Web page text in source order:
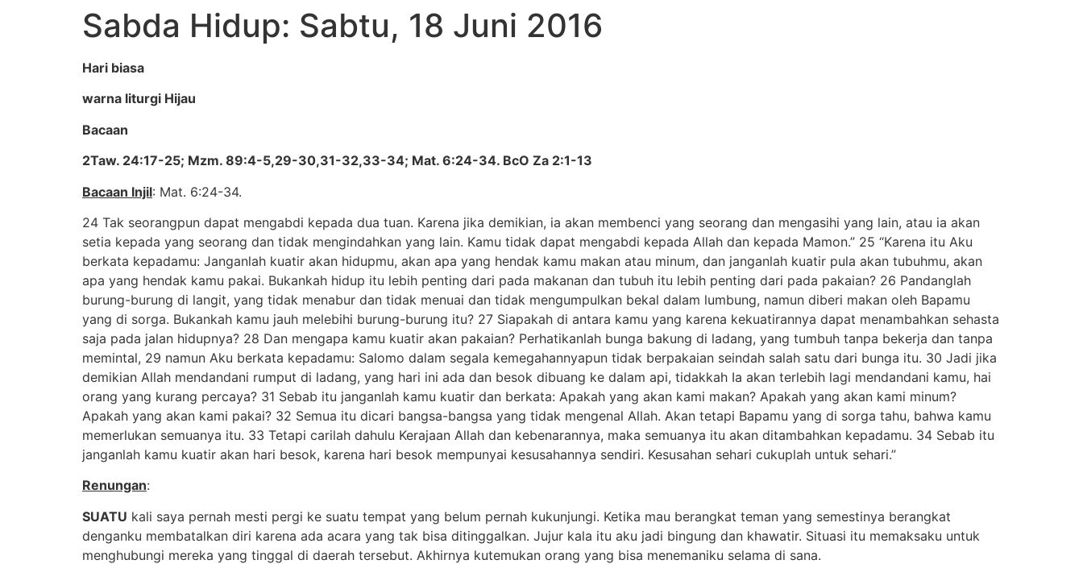
Sabda Hidup: Sabtu, 18 Juni 2016
Hari biasa
warna liturgi Hijau
Bacaan
2Taw. 24:17-25; Mzm. 89:4-5,29-30,31-32,33-34; Mat. 6:24-34. BcO Za 2:1-13
Bacaan Injil: Mat. 6:24-34.
24 Tak seorangpun dapat mengabdi kepada dua tuan. Karena jika demikian, ia akan membenci yang seorang dan mengasihi yang lain, atau ia akan
setia kepada yang seorang dan tidak mengindahkan yang lain. Kamu tidak dapat mengabdi kepada Allah dan kepada Mamon.” 25 “Karena itu Aku
berkata kepadamu: Janganlah kuatir akan hidupmu, akan apa yang hendak kamu makan atau minum, dan janganlah kuatir pula akan tubuhmu, akan
apa yang hendak kamu pakai. Bukankah hidup itu lebih penting dari pada makanan dan tubuh itu lebih penting dari pada pakaian? 26 Pandanglah
burung-burung di langit, yang tidak menabur dan tidak menuai dan tidak mengumpulkan bekal dalam lumbung, namun diberi makan oleh Bapamu
yang di sorga. Bukankah kamu jauh melebihi burung-burung itu? 27 Siapakah di antara kamu yang karena kekuatirannya dapat menambahkan sehasta
saja pada jalan hidupnya? 28 Dan mengapa kamu kuatir akan pakaian? Perhatikanlah bunga bakung di ladang, yang tumbuh tanpa bekerja dan tanpa
memintal, 29 namun Aku berkata kepadamu: Salomo dalam segala kemegahannyapun tidak berpakaian seindah salah satu dari bunga itu. 30 Jadi jika
demikian Allah mendandani rumput di ladang, yang hari ini ada dan besok dibuang ke dalam api, tidakkah Ia akan terlebih lagi mendandani kamu, hai
orang yang kurang percaya? 31 Sebab itu janganlah kamu kuatir dan berkata: Apakah yang akan kami makan? Apakah yang akan kami minum?
Apakah yang akan kami pakai? 32 Semua itu dicari bangsa-bangsa yang tidak mengenal Allah. Akan tetapi Bapamu yang di sorga tahu, bahwa kamu
memerlukan semuanya itu. 33 Tetapi carilah dahulu Kerajaan Allah dan kebenarannya, maka semuanya itu akan ditambahkan kepadamu. 34 Sebab itu
janganlah kamu kuatir akan hari besok, karena hari besok mempunyai kesusahannya sendiri. Kesusahan sehari cukuplah untuk sehari.”
Renungan:
SUATU kali saya pernah mesti pergi ke suatu tempat yang belum pernah kukunjungi. Ketika mau berangkat teman yang semestinya berangkat
denganku membatalkan diri karena ada acara yang tak bisa ditinggalkan. Jujur kala itu aku jadi bingung dan khawatir. Situasi itu memaksaku untuk
menghubungi mereka yang tinggal di daerah tersebut. Akhirnya kutemukan orang yang bisa menemaniku selama di sana.